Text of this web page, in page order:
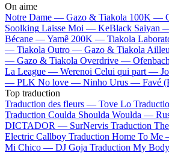
On aime
Notre Dame — Gazo & Tiakola 100K —
Soolking Laisse Moi — KeBlack Saiyan
Bécane —Yamê 200K — Tiakola
— Tiakola Outro — Gazo & Tiakola
— Gazo & Tiakola Overdrive — Ofenbach
La League — Werenoi Celui qui part —
— PLK No love — Ninho Urus — Favé
Top traduction
Traduction des fleurs — Tove Lo
Traduction Coulda Shoulda Woulda —
DICTADOR — SurNervis Traduction
Electric Callboy Traduction Home To
Mi Chico — DJ Goja Traduction My